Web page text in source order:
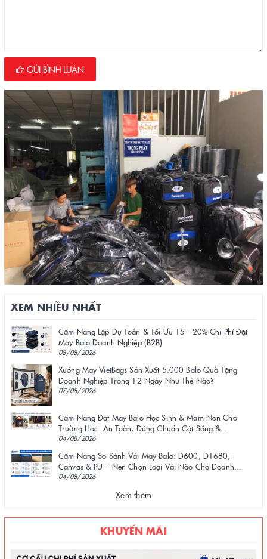
GỬI BÌNH LUẬN
XEM NHIỀU NHẤT
Cẩm Nang Lập Dự Toán & Tối Ưu 15 - 20% Chi Phí Đặt
May Balo Doanh Nghiệp (B2B)
08/08/2026
Xưởng May VietBags Sản Xuất 5.000 Balo Quà Tặng
Doanh Nghiệp Trong 12 Ngày Như Thế Nào?
07/08/2026
Cẩm Nang Đặt May Balo Học Sinh & Mầm Non Cho
Trường Học: An Toàn, Đúng Chuẩn Cột Sống &...
04/08/2026
Cẩm Nang So Sánh Vải May Balo: D600, D1680,
Canvas & PU – Nên Chọn Loại Vải Nào Cho Doanh...
04/08/2026
Xem thêm
KHUYẾN MÃI